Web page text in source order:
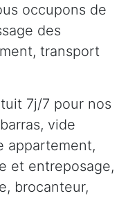
occupons de
des
transport
7j/7 pour nos
vide
appartement,
et entreposage,
brocanteur,